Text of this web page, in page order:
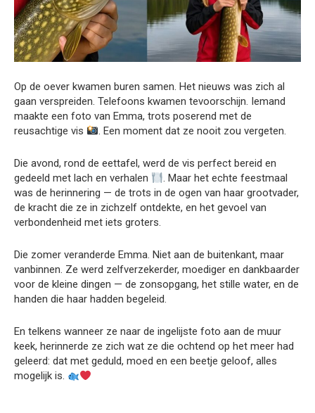
Op de oever kwamen buren samen. Het nieuws was zich al
gaan verspreiden. Telefoons kwamen tevoorschijn. Iemand
maakte een foto van Emma, trots poserend met de
reusachtige vis
. Een moment dat ze nooit zou vergeten.
Die avond, rond de eettafel, werd de vis perfect bereid en
gedeeld met lach en verhalen
. Maar het echte feestmaal
was de herinnering — de trots in de ogen van haar grootvader,
de kracht die ze in zichzelf ontdekte, en het gevoel van
verbondenheid met iets groters.
Die zomer veranderde Emma. Niet aan de buitenkant, maar
vanbinnen. Ze werd zelfverzekerder, moediger en dankbaarder
voor de kleine dingen — de zonsopgang, het stille water, en de
handen die haar hadden begeleid.
En telkens wanneer ze naar de ingelijste foto aan de muur
keek, herinnerde ze zich wat ze die ochtend op het meer had
geleerd: dat met geduld, moed en een beetje geloof, alles
mogelijk is.